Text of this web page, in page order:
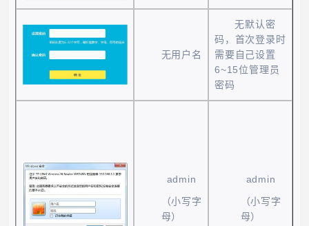
无用户名
无默认密
码，首次登录时
需要自己设置
6~15位管理员
密码
admin
（小写字
母）
admin
（小写字
母）